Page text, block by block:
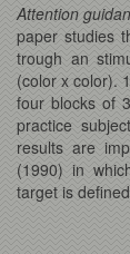
Attention
paper studies
trough an
(color x color).
four blocks of
practice
results are
(1990) in
target is